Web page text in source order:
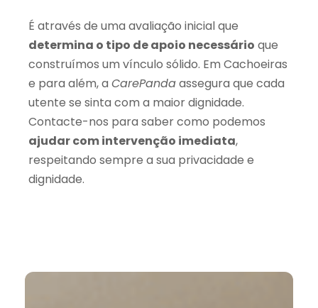
É através de uma avaliação inicial que
determina o tipo de apoio necessário que
construímos um vínculo sólido. Em Cachoeiras
e para além, a CarePandaassegura que cada
utente se sinta com a maior dignidade.
Contacte-nos para saber como podemos
ajudar com intervenção imediata,
respeitando sempre a sua privacidade e
dignidade.